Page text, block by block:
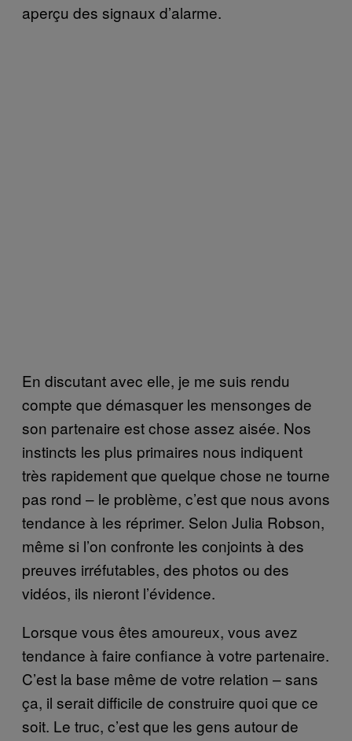
aperçu des signaux d’alarme.
En discutant avec elle, je me suis rendu
compte que démasquer les mensonges de
son partenaire est chose assez aisée. Nos
instincts les plus primaires nous indiquent
très rapidement que quelque chose ne tourne
pas rond – le problème, c’est que nous avons
tendance à les réprimer. Selon Julia Robson,
même si l’on confronte les conjoints à des
preuves irréfutables, des photos ou des
vidéos, ils nieront l’évidence.
Lorsque vous êtes amoureux, vous avez
tendance à faire confiance à votre partenaire.
C’est la base même de votre relation – sans
ça, il serait difficile de construire quoi que ce
soit. Le truc, c’est que les gens autour de